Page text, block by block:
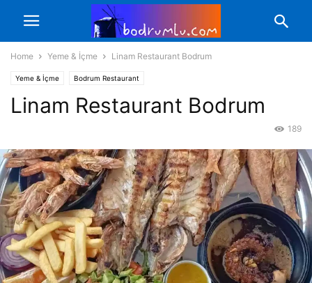
Home Yeme & İçme Linam Restaurant Bodrum
Yeme & İçme Bodrum Restaurant
Linam Restaurant Bodrum
189